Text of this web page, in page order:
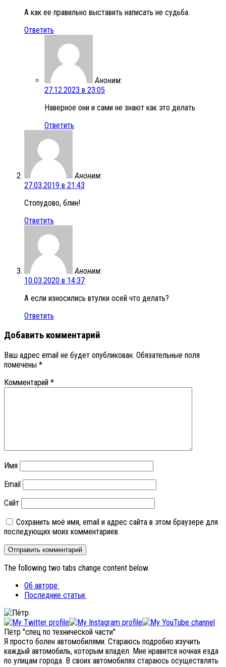
А как ее правильно выставить написать не судьба.
Ответить
Аноним:
27.12.2023 в 23:05
Наверное они и сами не знают как это делать
Ответить
Аноним:
27.03.2019 в 21:43
Стопудово, блин!
Ответить
Аноним:
10.03.2020 в 14:37
А если износились втулки осей что делать?
Ответить
Добавить комментарий
Ваш адрес email не будет опубликован. Обязательные поля
помечены *
Комментарий *
Имя
Email
Сайт
Сохранить моё имя, email и адрес сайта в этом браузере для
последующих моих комментариев.
The following two tabs change content below.
Об авторе:
Последние статьи:
Пётр "спец по технической части"
Я просто болен автомобилями. Стараюсь подробно изучить
каждый автомобиль, которым владел. Мне нравится ночная езда
по улицам города. В своих автомобилях стараюсь осуществлять